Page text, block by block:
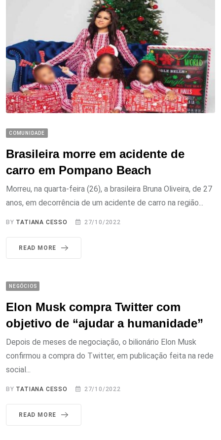
COMUNIDADE
Brasileira morre em acidente de
carro em Pompano Beach
Morreu, na quarta-feira (26), a brasileira Bruna Oliveira, de 27
anos, em decorrência de um acidente de carro na região...
BY TATIANA CESSO 27/10/2022
READ MORE
NEGÓCIOS
Elon Musk compra Twitter com
objetivo de “ajudar a humanidade”
Depois de meses de negociação, o bilionário Elon Musk
confirmou a compra do Twitter, em publicação feita na rede
social...
BY TATIANA CESSO 27/10/2022
READ MORE